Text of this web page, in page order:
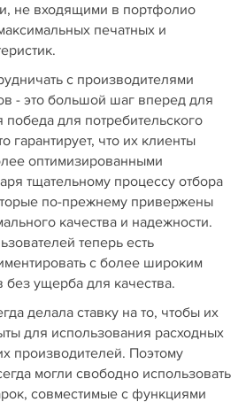
не входящими в портфолио
печатных и
с производителями
- это большой шаг вперед для
для потребительского
гарантирует, что их клиенты
оптимизированными
тщательному процессу отбора
по-прежнему привержены
качества и надежности.
теперь есть
с более широким
без ущерба для качества.
делала ставку на то, чтобы их
для использования расходных
производителей. Поэтому
могли свободно использовать
совместимые с функциями